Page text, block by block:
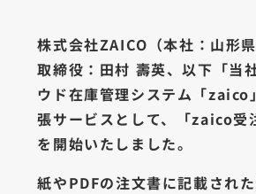
株式会社ZAICO（本社：山形
取締役：田村 壽英、以下「当
ウド在庫管理システム「zaico
張サービスとして、「zaico受
を開始いたしました。
紙やPDFの注文書に記載された